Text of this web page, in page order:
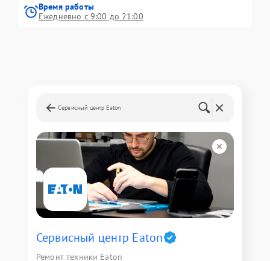
Время работы
Ежедневно с 9:00 до 21:00
Сервисный центр Eaton
Сервисный центр Eaton
Ремонт техники Eaton